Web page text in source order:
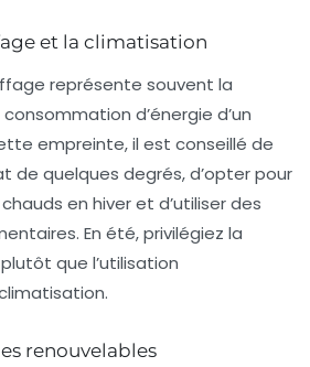
et la climatisation
représente souvent la
d’énergie d’un
empreinte, il est conseillé de
de quelques degrés, d’opter pour
en hiver et d’utiliser des
En été, privilégiez la
que l’utilisation
renouvelables